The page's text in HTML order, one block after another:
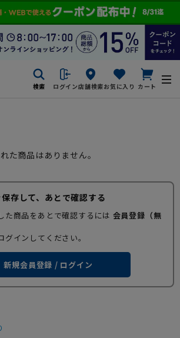
検索 ログイン店舗検索お気に入り カート
た商品はありません。
存して、あとで確認する
た商品をあとで確認するには 会員登録（無
インしてください。
新規会員登録 / ログイン